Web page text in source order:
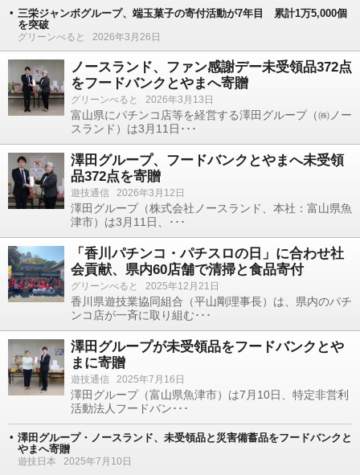
三栄ジャンボグループ、端玉菓子の寄付活動が7年目 累計1万5,000個
を突破
グリーンべると 2026年3月26日
ノースランド、ファン感謝デー未受領品372点
をフードバンクとやまへ寄贈
グリーンべると 2026年3月13日
富山県にパチンコ店等を経営する澤田グループ（㈱ノー
スランド）は3月11日･･･
澤田グループ、フードバンクとやまへ未受領
品372点を寄贈
遊技通信 2026年3月12日
澤田グループ（株式会社ノースランド、本社：富山県魚
津市）は3月11日、･･･
「香川パチンコ・パチスロの日」に合わせ社
会貢献、県内60店舗で清掃と食品寄付
グリーンべると 2025年12月21日
香川県遊技業協同組合（平山剛理事長）は、県内のパチ
ンコ店が一斉に取り組む･･･
澤田グループが未受領品をフードバンクとや
まに寄贈
遊技通信 2025年7月16日
澤田グループ（富山県魚津市）は7月10日、特定非営利
活動法人フードバン･･･
澤田グループ・ノースランド、未受領品と災害備蓄品をフードバンクと
やまへ寄贈
遊技日本 2025年7月10日